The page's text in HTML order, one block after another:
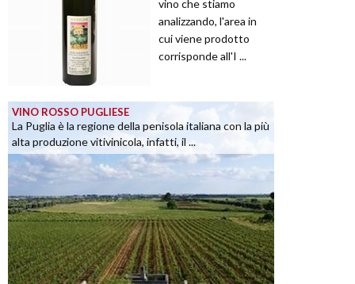
vino che stiamo
analizzando, l'area in
cui viene prodotto
corrisponde all'I ...
VINO ROSSO PUGLIESE
La Puglia è la regione della penisola italiana con la più
alta produzione vitivinicola, infatti, il ...